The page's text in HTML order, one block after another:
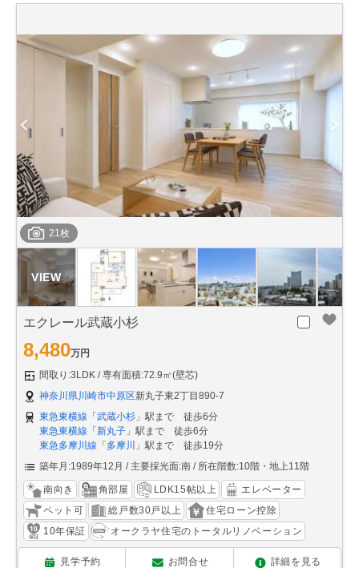
21枚
エクレール武蔵小杉
8,480万円
間取り:3LDK
専有面積:72.9㎡(壁芯)
神奈川県川崎市中原区新丸子東2丁目890-7
東急東横線 「 武蔵小杉 」駅まで 徒歩6分
東急東横線 「 新丸子 」駅まで 徒歩6分
東急多摩川線 「 多摩川
」駅まで 徒歩19分
築年月:1989年12月
主要採光面:南 所在階数:10階・地上11階
南向き 角部屋 LDK15帖以上
エレベーター
ペット可
総戸数30戸以上
住宅ローン控除
10年保証
オークラヤ住宅のトータルリノベーション
見学予約 お問合せ 詳細を見る